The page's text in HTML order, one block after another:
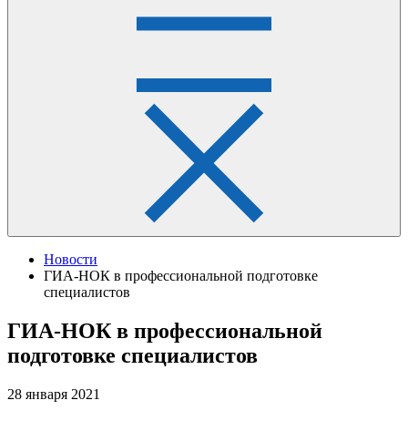
Новости
ГИА-НОК в профессиональной подготовке
специалистов
ГИА-НОК в профессиональной
подготовке специалистов
28 января 2021